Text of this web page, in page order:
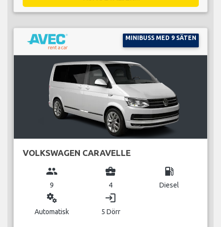
MINIBUSS MED 9 SÄTEN
VOLKSWAGEN CARAVELLE
group
9
business_center
4
local_gas_station
Diesel
miscellaneous_services
Automatisk
login
5 Dörr